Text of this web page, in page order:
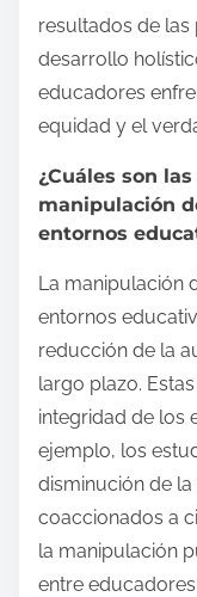
resultados de
desarrollo
educadores
equidad y el
¿Cuáles son
manipulación
entornos
La manipulación
entornos
reducción de la
largo plazo.
integridad de los
ejemplo, los
disminución de
coaccionados a
la manipulación
entre